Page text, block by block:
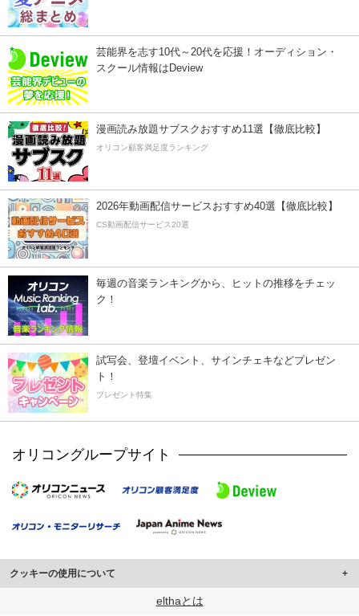
芸能界を志す10代～20代を応援！オーディション・
スクール情報はDeview
漫画読み放題サブスクおすすめ11選【徹底比較】
オリコン顧客満足度ランキング
2026年動画配信サービスおすすめ40選【徹底比較】
CS動画配信サービス20選
毎週の音楽ランキングから、ヒットの推移をチェッ
ク！
試写会、登壇イベント、サインチェキなどプレゼン
ト！
プレゼント特集
オリコングループサイト
クッキーの使用について
このサイトでは Cookie を使用して、ユーザーに合わせたコンテンツや広告の
elthaとは